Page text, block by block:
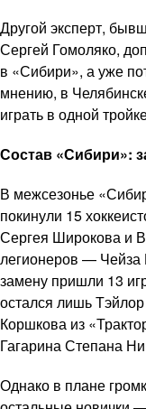
Другой эксперт,
Сергей Гомоляко,
в «Сибири», а уже
мнению, в
играть в одной
Состав «Сибири»:
В межсезонье
покинули 15
Сергея Широкова и
легионеров —
замену пришли 13
остался лишь
Коршкова из
Гагарина Степана
Однако в плане